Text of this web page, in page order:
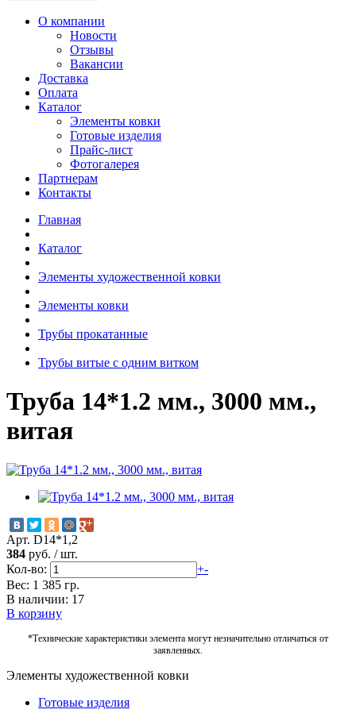
О компании
Новости
Отзывы
Вакансии
Доставка
Оплата
Каталог
Элементы ковки
Готовые изделия
Прайс-лист
Фотогалерея
Партнерам
Контакты
Главная
Каталог
Элементы художественной ковки
Элементы ковки
Трубы прокатанные
Трубы витые с одним витком
Труба 14*1.2 мм., 3000 мм.,
витая
Арт. D14*1,2
384 руб. /шт.
Кол-во:
+-
Вес: 1 385 гр.
В наличии: 17
В корзину
*Технические характеристики элемента могут незначительно отличаться от
заявленных.
Элементы художественной ковки
Готовые изделия